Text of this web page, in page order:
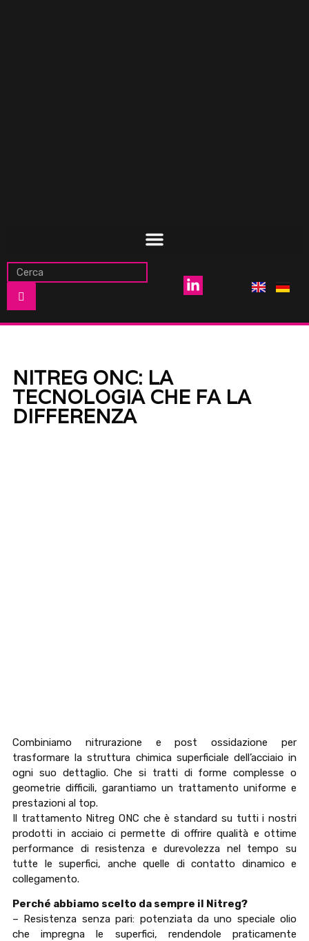
NITREG ONC: LA
TECNOLOGIA CHE FA LA
DIFFERENZA
Combiniamo nitrurazione e post ossidazione per
trasformare la struttura chimica superficiale dell’acciaio in
ogni suo dettaglio. Che si tratti di forme complesse o
geometrie difficili, garantiamo un trattamento uniforme e
prestazioni al top.
Il trattamento Nitreg ONC che è standard su tutti i nostri
prodotti in acciaio ci permette di offrire qualità e ottime
performance di resistenza e durevolezza nel tempo su
tutte le superfici, anche quelle di contatto dinamico e
collegamento.
Perché abbiamo scelto da sempre il Nitreg?
– Resistenza senza pari: potenziata da uno speciale olio
che impregna le superfici, rendendole praticamente